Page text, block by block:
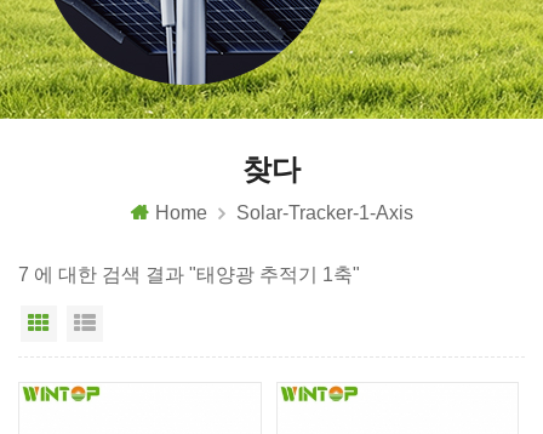
찾다
Home Solar-Tracker-1-Axis
7 에 대한 검색 결과 "태양광 추적기 1축"
그리드 보기